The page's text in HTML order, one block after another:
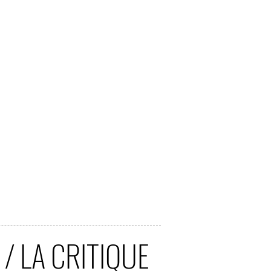
/ LA CRITIQUE